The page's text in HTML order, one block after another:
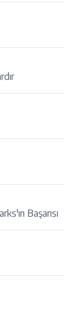
Başarısı